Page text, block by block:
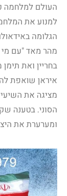
העולם למלחמה
למנוע את
הגלומה
מהר מאד "עם
בחריין ואת תימן
איראן שואפת
מציגה את
הסוני. בטענה
ומערערת את